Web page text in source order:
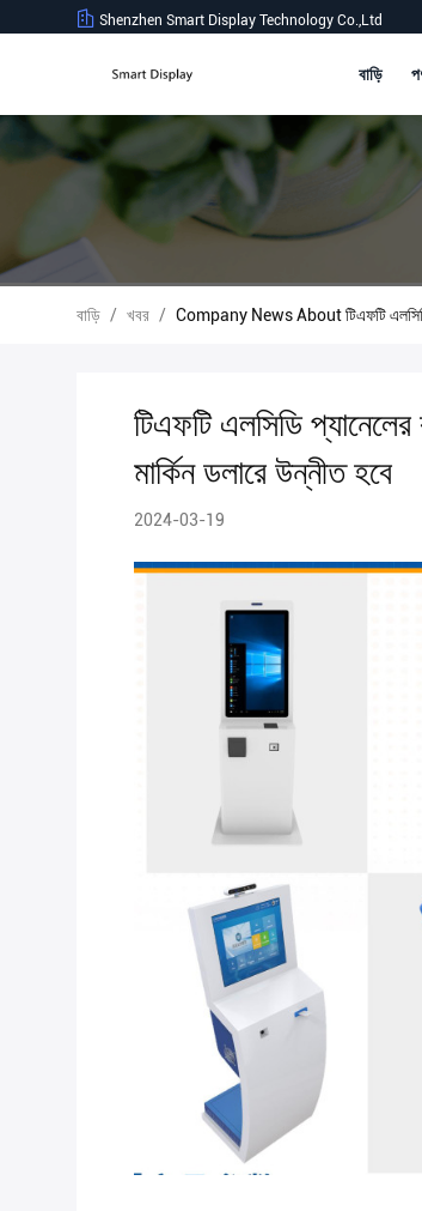
Shenzhen Smart Display Technology Co.,Ltd
বাড়ি
বাড়ি / খবর / Company News About টিএফটি এলসিডি
টিএফটি এলসিডি
মার্কিন ডলারে উন্নীত হবে
2024-03-19